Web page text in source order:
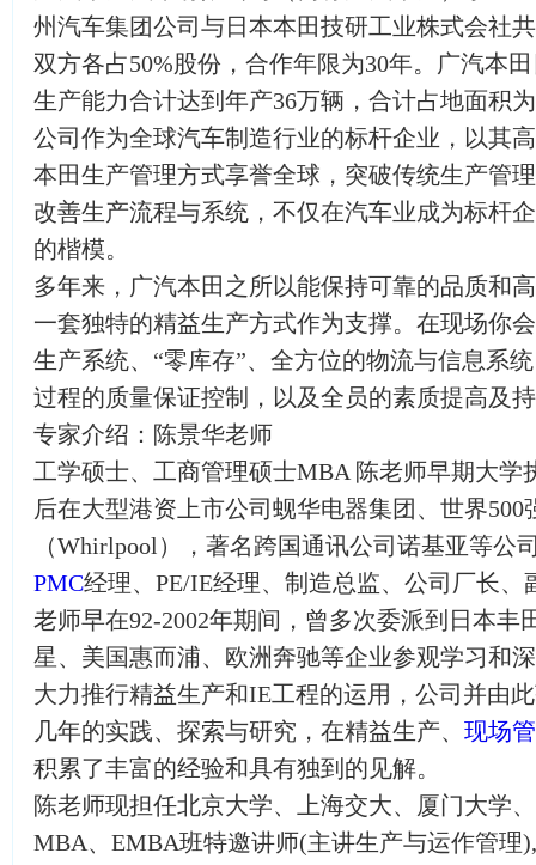
州汽车集团公司与日本本田技研工业株式会社
双方各占50%股份，合作年限为30年。广汽本
生产能力合计达到年产36万辆，合计占地面积
公司作为全球汽车制造行业的标杆企业，以其
本田生产管理方式享誉全球，突破传统生产管
改善生产流程与系统，不仅在汽车业成为标杆
的楷模。
多年来，广汽本田之所以能保持可靠的品质和
一套独特的精益生产方式作为支撑。在现场你
生产系统、“零库存”、全方位的物流与信息系
过程的质量保证控制，以及全员的素质提高及
专家介绍：陈景华老师
工学硕士、工商管理硕士MBA 陈老师早期大学
后在大型港资上市公司蚬华电器集团、世界
（Whirlpool），著名跨国通讯公司诺基亚等公
PMC经理、PE/IE经理、制造总监、公司厂长、
老师早在92-2002年期间，曾多次委派到日本丰
星、美国惠而浦、欧洲奔驰等企业参观学习和
大力推行精益生产和IE工程的运用，公司并由
几年的实践、探索与研究，在精益生产、 现场
积累了丰富的经验和具有独到的见解。
陈老师现担任北京大学、上海交大、厦门大学
MBA、EMBA班特邀讲师(主讲生产与运作管理